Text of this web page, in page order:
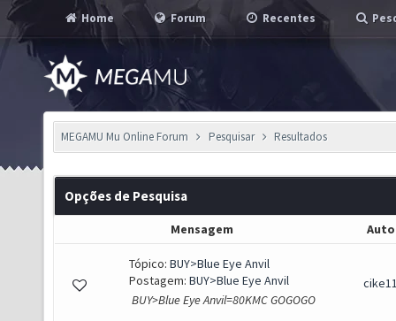
Home Forum Recentes
MEGAMU Mu Online Forum Pesquisar Resultados
Opções de Pesquisa
Mensagem
Tópico: BUY>Blue Eye Anvil
Postagem: BUY>Blue Eye Anvil
BUY>Blue Eye Anvil=80KMC GOGOGO